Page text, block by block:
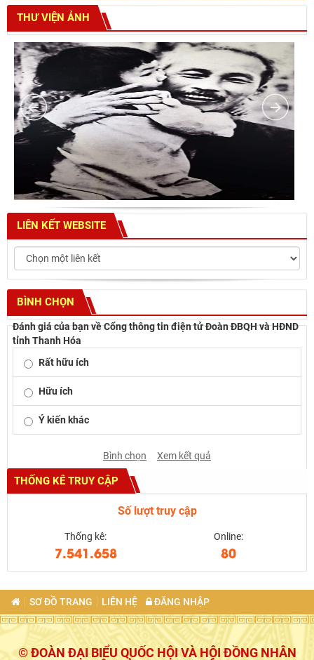
THƯ VIỆN ẢNH
LIÊN KẾT WEBSITE
BÌNH CHỌN
Đánh giá của bạn về Cổng thông tin điện tử Đoàn ĐBQH và HĐND
tỉnh Thanh Hóa
Rất hữu ích
Hữu ích
Ý kiến khác
Bình chọn Xem kết quả
THỐNG KÊ TRUY CẬP
Số lượt truy cập
Thống kê:
7.541.658
Online:
80
SƠ ĐỒ TRANG LIÊN HỆ ĐĂNG NHẬP
© ĐOÀN ĐẠI BIỂU QUỐC HỘI VÀ HỘI ĐỒNG NHÂN